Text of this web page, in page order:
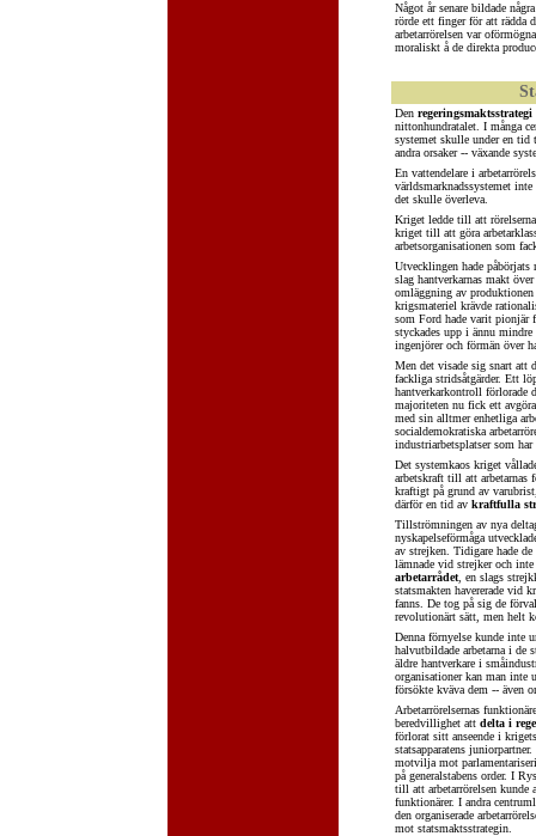
Något år senare bildade
rörde ett finger för att rädda
arbetarrörelsen var
moraliskt å de direkta
Den regeringsmaktsstrategi
nittonhundratalet. I många
systemet skulle under en tid
andra orsaker -- växande
En vattendelare i
världsmarknadssystemet
det skulle överleva.
Kriget ledde till att
kriget till att göra
arbetsorganisationen som
Utvecklingen hade
slag hantverkarnas makt
omläggning av
krigsmateriel krävde
som Ford hade varit pionjär
styckades upp i ännu
ingenjörer och förmän över
Men det visade sig snart att
fackliga stridsåtgärder. Ett
hantverkarkontroll förlorade
majoriteten nu fick ett
med sin alltmer enhetliga
socialdemokratiska
industriarbetsplatser som
Det systemkaos kriget
arbetskraft till att arbetarnas
kraftigt på grund av
därför en tid av kraftfulla
Tillströmningen av nya
nyskapelseförmåga
av strejken. Tidigare hade
lämnade vid strejker och inte
arbetarrådet , en slags
statsmakten havererade vid
fanns. De tog på sig de
revolutionärt sätt, men helt
Denna förnyelse kunde inte
halvutbildade arbetarna i de
äldre hantverkare i
organisationer kan man inte
försökte kväva dem -- även
Arbetarrörelsernas
beredvillighet att delta i
förlorat sitt anseende i
statsapparatens
motvilja mot
på generalstabens order. I
till att arbetarrörelsen kunde
funktionärer. I andra
den organiserade
mot statsmaktsstrategin.